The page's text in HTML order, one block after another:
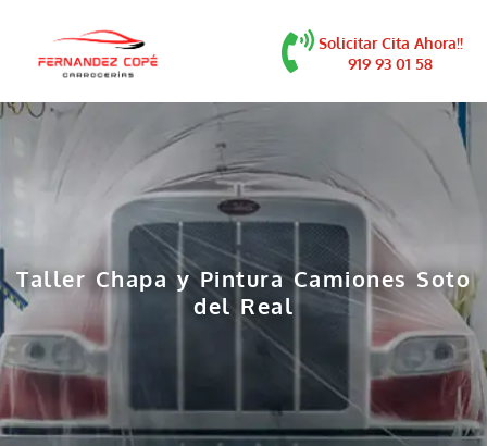
Solicitar Cita Ahora!!
919 93 01 58
Taller Chapa y Pintura Camiones Soto
del Real